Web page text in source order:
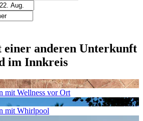
einer anderen Unterkunft
im Innkreis
mit Wellness vor Ort
mit Whirlpool